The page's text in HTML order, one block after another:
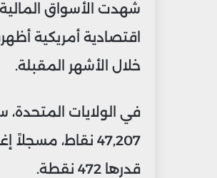
شهدت الأسواق
اقتصادية أمريكية
خلال الأشهر المقبلة.
قدرها 472 نقطة.